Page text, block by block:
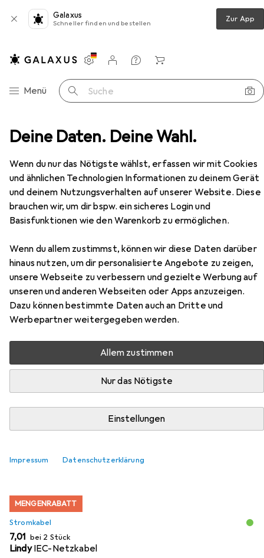
Deine Daten. Deine Wahl.
Wenn du nur das Nötigste wählst, erfassen wir mit Cookies
und ähnlichen Technologien Informationen zu deinem Gerät
und deinem Nutzungsverhalten auf unserer Website. Diese
brauchen wir, um dir bspw. ein sicheres Login und
Basisfunktionen wie den Warenkorb zu ermöglichen.
Wenn du allem zustimmst, können wir diese Daten darüber
hinaus nutzen, um dir personalisierte Angebote zu zeigen,
unsere Webseite zu verbessern und gezielte Werbung auf
unseren und anderen Webseiten oder Apps anzuzeigen.
Dazu können bestimmte Daten auch an Dritte und
Werbepartner weitergegeben werden.
Allem zustimmen
Nur das Nötigste
Einstellungen
Impressum Datenschutzerklärung
Galaxus
Schneller finden und bestellen Zur App
Navigation nach Kategorien
Menü Suche
Einstellungen
Kundenkonto
Vergleichslisten
Merklisten
Warenkorb
ThinkSystem /115V 4S Platinum Hot-Swap Power Supply
EUR
554,59
Lenovo DCG ThinkSystem /115V 4S
Platinum Hot-Swap Power Supply
750 W
Zubehör für Lenovo DCG
ThinkSystem /115V 4S Platinum
Hot-Swap Power Supply
Hier findest du passendes Zubehör zum Produkt Lenovo
DCG ThinkSystem /115V 4S Platinum Hot-Swap Power
Supply aus der Kategorie Stromkabel.
Relevanz
MENGENRABATT
Stromkabel
EUR
7,01 bei 2 Stück
Lindy IEC-Netzkabel